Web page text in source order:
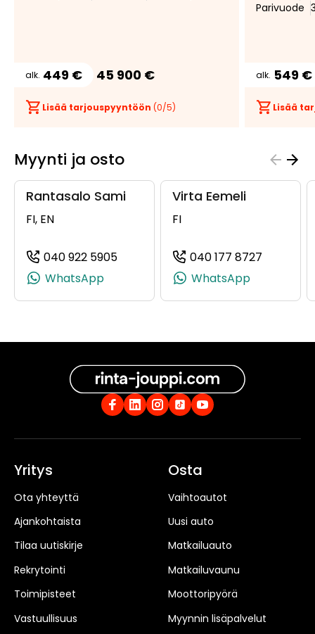
alk. 449 € 45 900 €
Lisää tarjouspyyntöön (0/5)
Parivuode
alk. 549 €
Lisää
Myynti ja osto
Rantasalo Sami
FI, EN
040 922 5905
(+358409225905, 0409225905,
WhatsApp
Virta Eemeli
FI
040 177 8727
WhatsApp
Yritys
Ota yhteyttä
Ajankohtaista
Tilaa uutiskirje
Rekrytointi
Toimipisteet
Vastuullisuus
Osta
Vaihtoautot
Uusi auto
Matkailuauto
Matkailuvaunu
Moottoripyörä
Myynnin lisäpalvelut